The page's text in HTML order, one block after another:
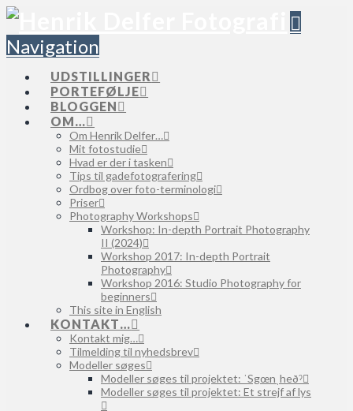
Navigation
UDSTILLINGER
PORTEFØLJE
BLOGGEN
OM…
Om Henrik Delfer…
Mit fotostudie
Hvad er der i tasken
Tips til gadefotografering
Ordbog over foto-terminologi
Priser
Photography Workshops
Workshop: In-depth Portrait Photography
II (2024)
Workshop 2017: In-depth Portrait
Photography
Workshop 2016: Studio Photography for
beginners
This site in English
KONTAKT…
Kontakt mig…
Tilmelding til nyhedsbrev
Modeller søges
Modeller søges til projektet: ˈSgœnˌheðˀ
Modeller søges til projektet: Et strejf af lys